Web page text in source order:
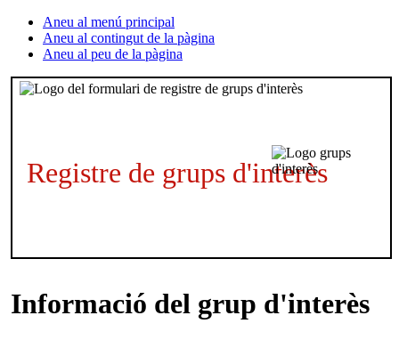
Aneu al menú principal
Aneu al contingut de la pàgina
Aneu al peu de la pàgina
Registre de grups d'interès
Informació del grup d'interès